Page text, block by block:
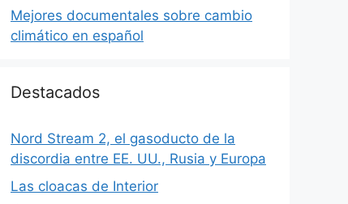
Mejores documentales sobre cambio
climático en español
Destacados
Nord Stream 2, el gasoducto de la
discordia entre EE. UU., Rusia y Europa
Las cloacas de Interior